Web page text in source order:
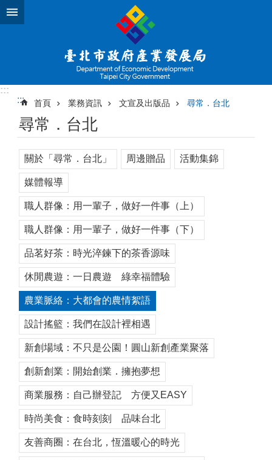
跳到主要內容區塊
:::
:::
首頁 業務資訊 文宣及出版品 尋常．台北
尋常．台北
關於「尋常．台北」 周邊贈品 活動集錦
媒體報導
職人群像：用一輩子，做好一件事（上）
職人群像：用一輩子，做好一件事（下）
品茗好茶：時光淬鍊下的茶香源味
休閒農遊：一日農遊 綠幸福體驗
農業脈絡：大都會的農情絮語
設計搖籃：我們在設計裡相遇
新創場域：不只是公園！圓山新創產業聚落
創新創業：開始創業．擁抱夢想
商業服務：自己辦登記 方便又EASY
時尚美食：食時刻刻 品味台北
友善商圈：在台北，恆溫暖心的時光